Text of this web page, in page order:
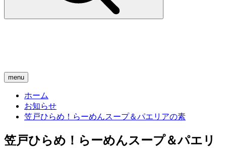
menu
ホーム
お知らせ
笠戸ひらめ！らーめんスープ＆パエリアの素
笠戸ひらめ！らーめんスープ＆パエリ